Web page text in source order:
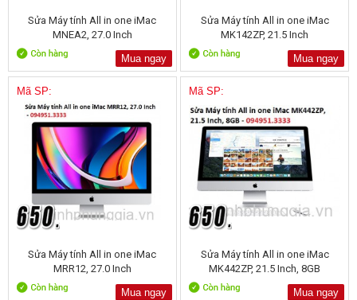
Sửa Máy tính All in one iMac
MNEA2, 27.0 Inch
Mua ngay
Sửa Máy tính All in one iMac
MK142ZP, 21.5 Inch
Mua ngay
Mã SP:
Sửa Máy tính All in one iMac
MRR12, 27.0 Inch
Mua ngay
Mã SP:
Sửa Máy tính All in one iMac
MK442ZP, 21.5 Inch, 8GB
Mua ngay